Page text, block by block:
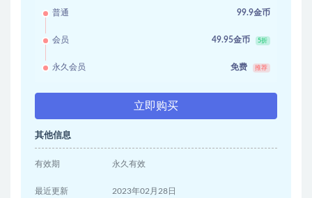
普通 99.9金币
会员 49.95金币 5折
永久会员 免费 推荐
立即购买
其他信息
有效期 永久有效
最近更新 2023年02月28日